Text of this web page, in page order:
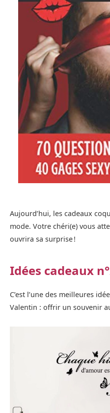
Aujourd’hui, les cadeaux
mode. Votre chéri(e) vous
ouvrira sa surprise !
Idées cadeaux
C’est l’une des meilleures
Valentin : offrir un souvenir